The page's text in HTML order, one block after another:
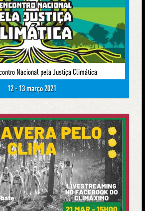
Nacional pela Justiça Climática
12 - 13 março 2021